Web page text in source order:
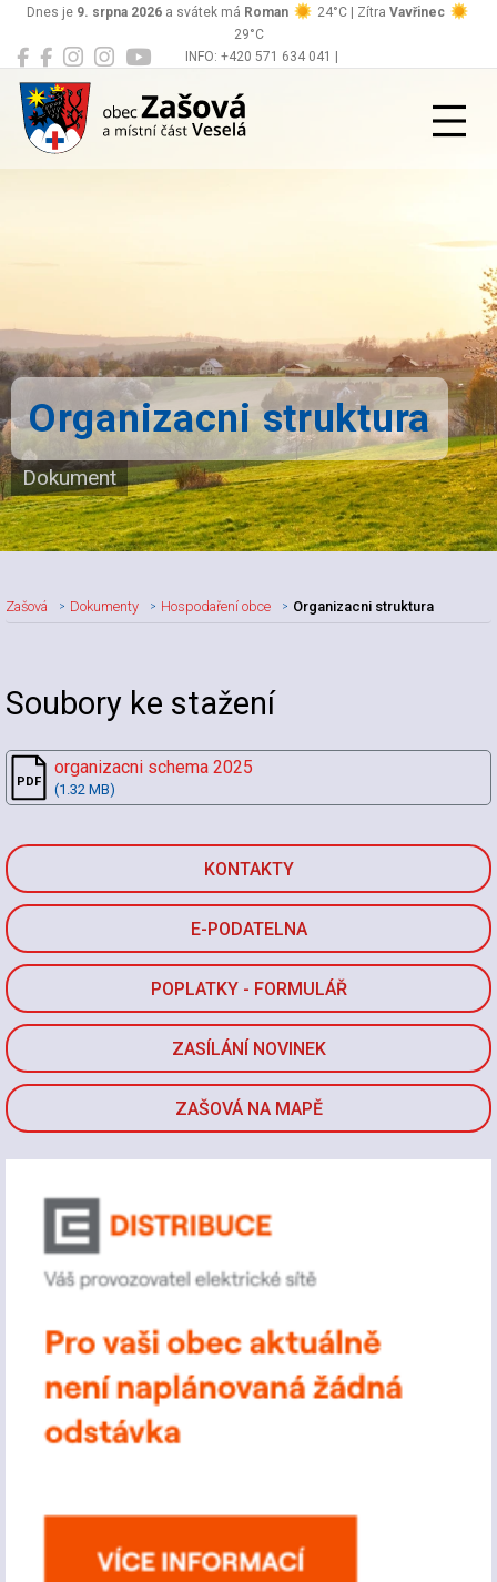
INFO: +420 571 634 041 |
Dnes je 9. srpna 2026 a svátek má Roman 24°C | Zítra Vavřinec
29°C
Zašová
Organizacni struktura
Dokument
KONTAKTY
E-PODATELNA
POPLATKY - FORMULÁŘ
ZASÍLÁNÍ NOVINEK
ZAŠOVÁ NA MAPĚ
Zašová Dokumenty Hospodaření obce Organizacni struktura
Soubory ke stažení
organizacni schema 2025
(1.32 MB)